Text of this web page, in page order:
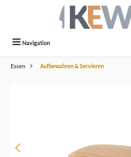
Navigation
Essen Aufbewahren & Servieren